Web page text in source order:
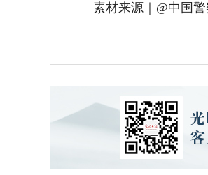
素材来源｜@中国警